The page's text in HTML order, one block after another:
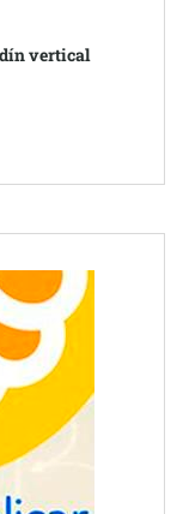
vertical